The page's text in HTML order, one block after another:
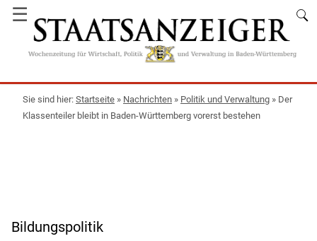
☰
Startseite » Nachrichten » Politik und Verwaltung » Der
Klassenteiler bleibt in Baden-Württemberg vorerst bestehen
Bildungspolitik